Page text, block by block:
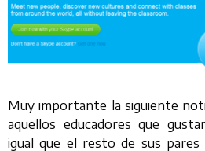
Muy importante la siguiente
aquellos educadores que
igual que el resto de sus